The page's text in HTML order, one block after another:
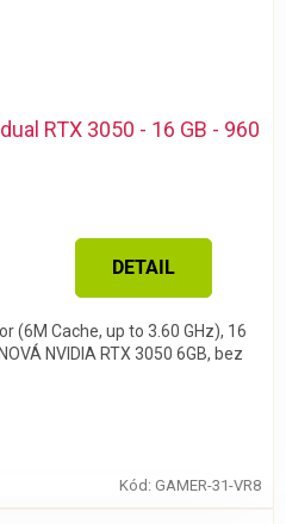
RTX 3050 - 16 GB - 960
DETAIL
(6M Cache, up to 3.60 GHz), 16
NVIDIA RTX 3050 6GB, bez
Kód: GAMER-31-VR8